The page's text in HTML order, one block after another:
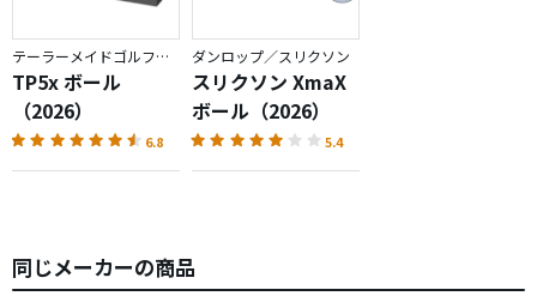
テーラーメイドゴルフ／TP5
TP5x ボール
（2026）
6.8
ダンロップ／スリクソン
スリクソン XmaX
ボール（2026）
5.4
同じメーカーの商品